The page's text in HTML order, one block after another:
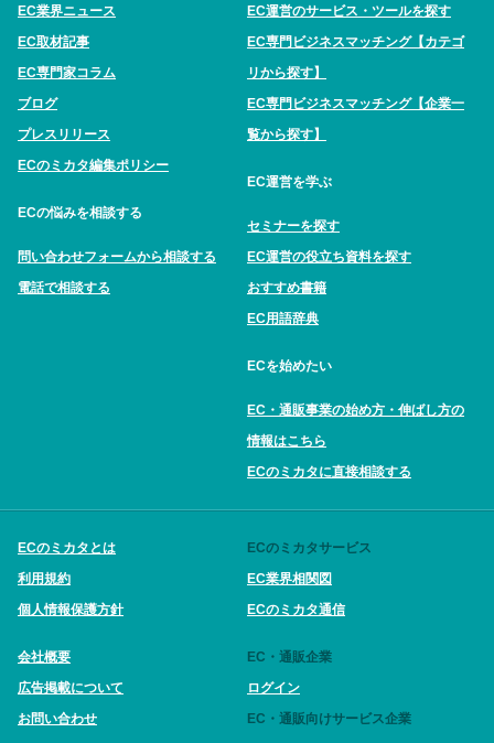
EC業界ニュース
EC取材記事
EC専門家コラム
ブログ
プレスリリース
ECのミカタ編集ポリシー
ECの悩みを相談する
問い合わせフォームから相談する
電話で相談する
EC運営のサービス・ツールを探す
EC専門ビジネスマッチング【カテゴ
リから探す】
EC専門ビジネスマッチング【企業一
覧から探す】
EC運営を学ぶ
セミナーを探す
EC運営の役立ち資料を探す
おすすめ書籍
EC用語辞典
ECを始めたい
EC・通販事業の始め方・伸ばし方の
情報はこちら
ECのミカタに直接相談する
ECのミカタとは
利用規約
個人情報保護方針
会社概要
広告掲載について
お問い合わせ
ECのミカタサービス
EC業界相関図
ECのミカタ通信
EC・通販企業
ログイン
EC・通販向けサービス企業